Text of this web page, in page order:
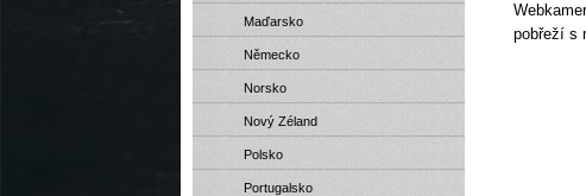
pobřeží s
Maďarsko
Německo
Norsko
Nový Zéland
Polsko
Portugalsko